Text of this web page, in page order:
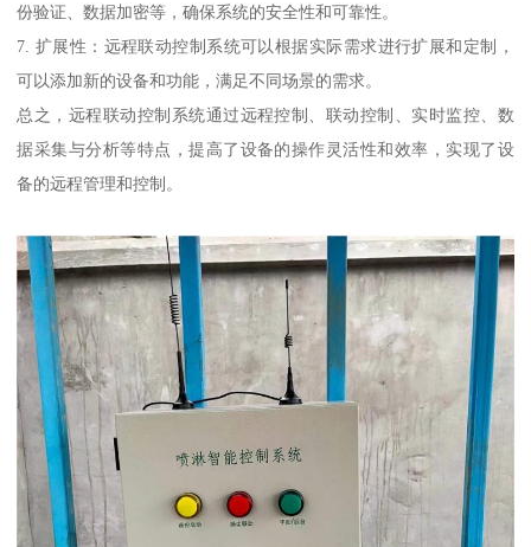
份验证、数据加密等，确保系统的安全性和可靠性。
7. 扩展性：远程联动控制系统可以根据实际需求进行扩展和定制，
可以添加新的设备和功能，满足不同场景的需求。
总之，远程联动控制系统通过远程控制、联动控制、实时监控、数
据采集与分析等特点，提高了设备的操作灵活性和效率，实现了设
备的远程管理和控制。